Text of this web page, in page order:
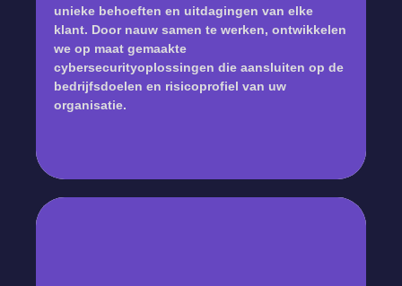
Cybersecurity experts
unieke behoeften en uitdagingen van elke
klant. Door nauw samen te werken, ontwikkelen
we op maat gemaakte
cybersecurityoplossingen die aansluiten op de
bedrijfsdoelen en risicoprofiel van uw
organisatie.